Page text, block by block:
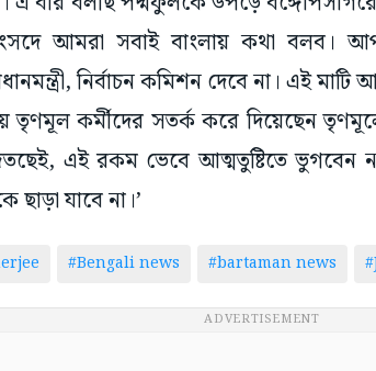
আমরা সবাই বাংলায় কথা বলব।
নির্বাচন কমিশন দেবে না। এই
কর্মীদের সতর্ক করে দিয়েছেন
এই রকম ভেবে আত্মতুষ্টিতে ভুগবেন
যাবে না।’
#Bengali news #bartaman news
ADVERTISEMENT